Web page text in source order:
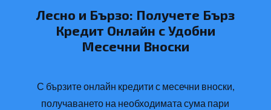
Лесно и Бързо: Получете Бърз
Кредит Онлайн с Удобни
Месечни Вноски
С бързите онлайн кредити с месечни вноски,
получаването на необходимата сума пари